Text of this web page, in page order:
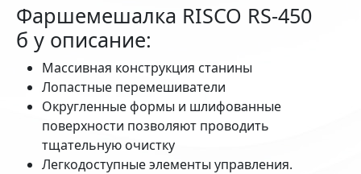
Фаршемешалка RISCO RS-450
б у описание:
Массивная конструкция станины
Лопастные перемешиватели
Округленные формы и шлифованные
поверхности позволяют проводить
тщательную очистку
Легкодоступные элементы управления.